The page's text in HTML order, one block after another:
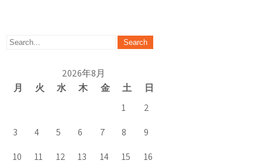
2026年8月
月
火 水 木 金 土
日
1
2
3
4 5 6 7 8
9
10
11 12 13 14 15
16